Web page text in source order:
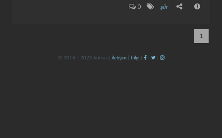
enlemleri boylamları birbirine karıştırdığın için
0 şiir
1
kapat kaydet
© 2016 - 2024 kulzos | iletişim| bilgi| | |